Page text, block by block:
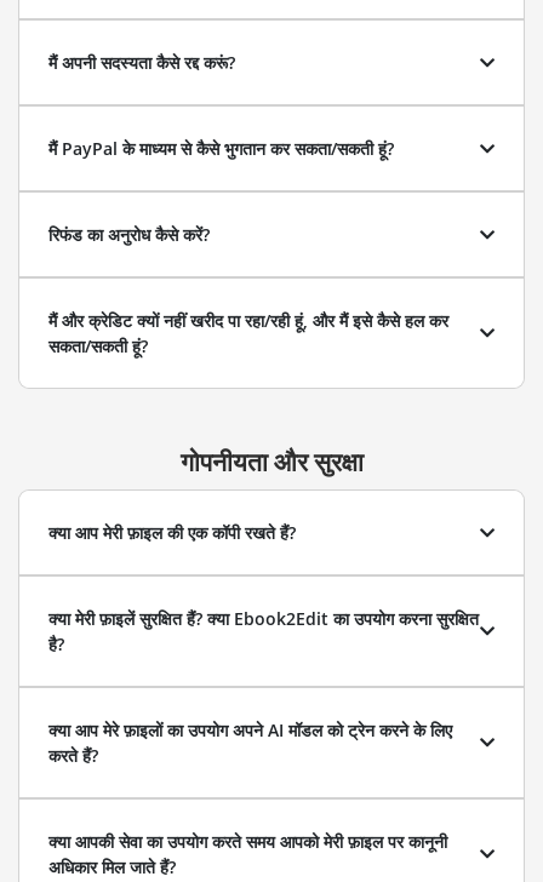
मैं अपनी सदस्यता कैसे रद्द करूं?
मैं PayPal के माध्यम से कैसे भुगतान कर सकता/सकती हूं?
रिफंड का अनुरोध कैसे करें?
मैं और क्रेडिट क्यों नहीं खरीद पा रहा/रही हूं, और मैं इसे कैसे हल कर
सकता/सकती हूं?
गोपनीयता और सुरक्षा
क्या आप मेरी फ़ाइल की एक कॉपी रखते हैं?
क्या मेरी फ़ाइलें सुरक्षित हैं? क्या Ebook2Edit का उपयोग करना सुरक्षित
है?
क्या आप मेरे फ़ाइलों का उपयोग अपने AI मॉडल को ट्रेन करने के लिए
करते हैं?
क्या आपकी सेवा का उपयोग करते समय आपको मेरी फ़ाइल पर कानूनी
अधिकार मिल जाते हैं?